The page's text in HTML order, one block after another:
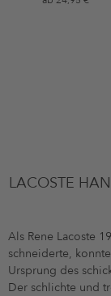
*Gutschein ab
LACOSTE
Als Rene Lacoste
schneiderte,
Ursprung des
Der schlichte und